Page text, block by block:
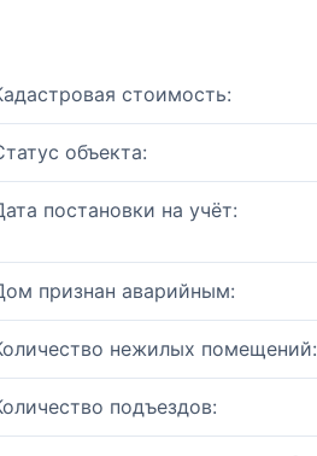
стоимость:
объекта:
постановки на учёт:
признан аварийным:
нежилых помещений:
подъездов: